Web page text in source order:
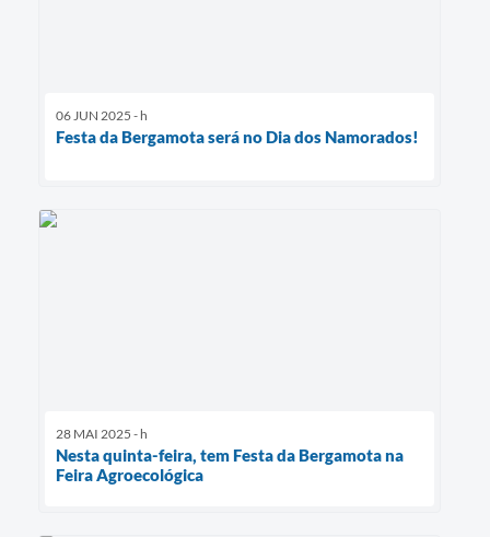
06 JUN 2025 - h
Festa da Bergamota será no Dia dos Namorados!
28 MAI 2025 - h
Nesta quinta-feira, tem Festa da Bergamota na
Feira Agroecológica